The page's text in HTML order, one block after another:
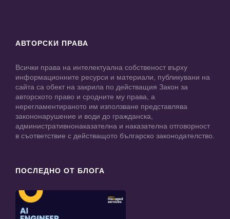
АВТОРСКИ ПРАВА
Всички права на интелектуална собственост върху
информационните ресурси и материали, публикувани на
сайта са обект на закрила по действащия Закон за
авторското право и сродните му права, а
нерегламентираното им използване представлява
закононарушение и води до гражданска,
административнонаказателна и наказателна отговорност
в съответствие с действащото българско законодателство.
ПОСЛЕДНО ОТ БЛОГА